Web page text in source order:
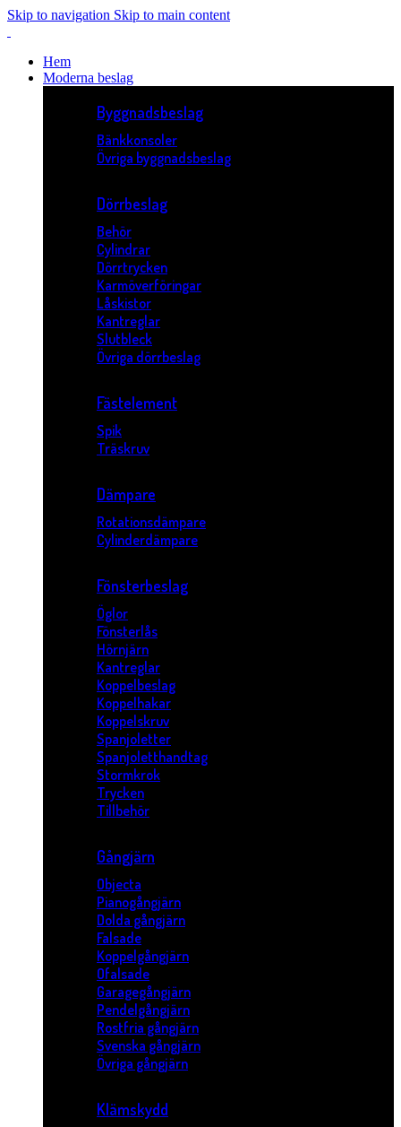
Skip to navigation Skip to main content
Hem
Moderna beslag
Byggnadsbeslag
Bänkkonsoler
Övriga byggnadsbeslag
Dörrbeslag
Behör
Cylindrar
Dörrtrycken
Karmöverföringar
Låskistor
Kantreglar
Slutbleck
Övriga dörrbeslag
Fästelement
Spik
Träskruv
Dämpare
Rotationsdämpare
Cylinderdämpare
Fönsterbeslag
Öglor
Fönsterlås
Hörnjärn
Kantreglar
Koppelbeslag
Koppelhakar
Koppelskruv
Spanjoletter
Spanjoletthandtag
Stormkrok
Trycken
Tillbehör
Gångjärn
Objecta
Pianogångjärn
Dolda gångjärn
Falsade
Koppelgångjärn
Ofalsade
Garagegångjärn
Pendelgångjärn
Rostfria gångjärn
Svenska gångjärn
Övriga gångjärn
Klämskydd